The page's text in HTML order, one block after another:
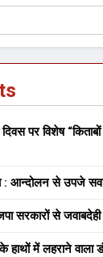
दिवस पर विशेष
: आन्दोलन से उपजे
सरकारों से
हाथों में लहराने वाला